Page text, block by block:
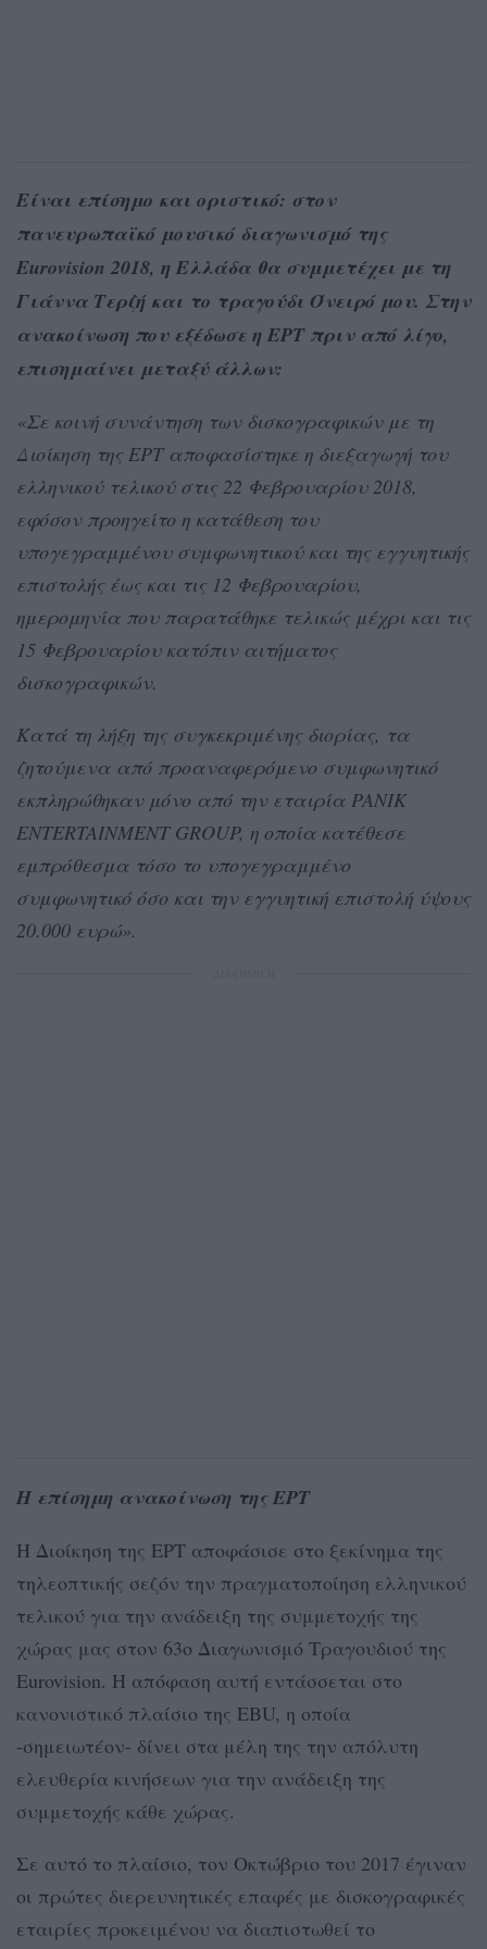
Είναι επίσημο και οριστικό: στον
πανευρωπαϊκό μουσικό διαγωνισμό της
Eurovision 2018, η Ελλάδα θα συμμετέχει με τη
Γιάννα Τερζή και το τραγούδι Όνειρό μου. Στην
ανακοίνωση που εξέδωσε η ΕΡΤ πριν από λίγο,
επισημαίνει μεταξύ άλλων:
«Σε κοινή συνάντηση των δισκογραφικών με τη
Διοίκηση της ΕΡΤ αποφασίστηκε η διεξαγωγή του
ελληνικού τελικού στις 22 Φεβρουαρίου 2018,
εφόσον προηγείτο η κατάθεση του
υπογεγραμμένου συμφωνητικού και της εγγυητικής
επιστολής έως και τις 12 Φεβρουαρίου,
ημερομηνία που παρατάθηκε τελικώς μέχρι και τις
15 Φεβρουαρίου κατόπιν αιτήματος
δισκογραφικών.
Κατά τη λήξη της συγκεκριμένης διορίας, τα
ζητούμενα από προαναφερόμενο συμφωνητικό
εκπληρώθηκαν μόνο από την εταιρία PANIK
ENTERTAINMENT GROUP, η οποία κατέθεσε
εμπρόθεσμα τόσο το υπογεγραμμένο
συμφωνητικό όσο και την εγγυητική επιστολή ύψους
20.000 ευρώ».
Η επίσημη ανακοίνωση της ΕΡΤ
Η Διοίκηση της ΕΡΤ αποφάσισε στο ξεκίνημα της
τηλεοπτικής σεζόν την πραγματοποίηση ελληνικού
τελικού για την ανάδειξη της συμμετοχής της
χώρας μας στον 63o Διαγωνισμό Τραγουδιού της
Eurovision. Η απόφαση αυτή εντάσσεται στο
κανονιστικό πλαίσιο της EBU, η οποία
-σημειωτέον- δίνει στα μέλη της την απόλυτη
ελευθερία κινήσεων για την ανάδειξη της
συμμετοχής κάθε χώρας.
Σε αυτό το πλαίσιο, τον Οκτώβριο του 2017 έγιναν
οι πρώτες διερευνητικές επαφές με δισκογραφικές
εταιρίες προκειμένου να διαπιστωθεί το